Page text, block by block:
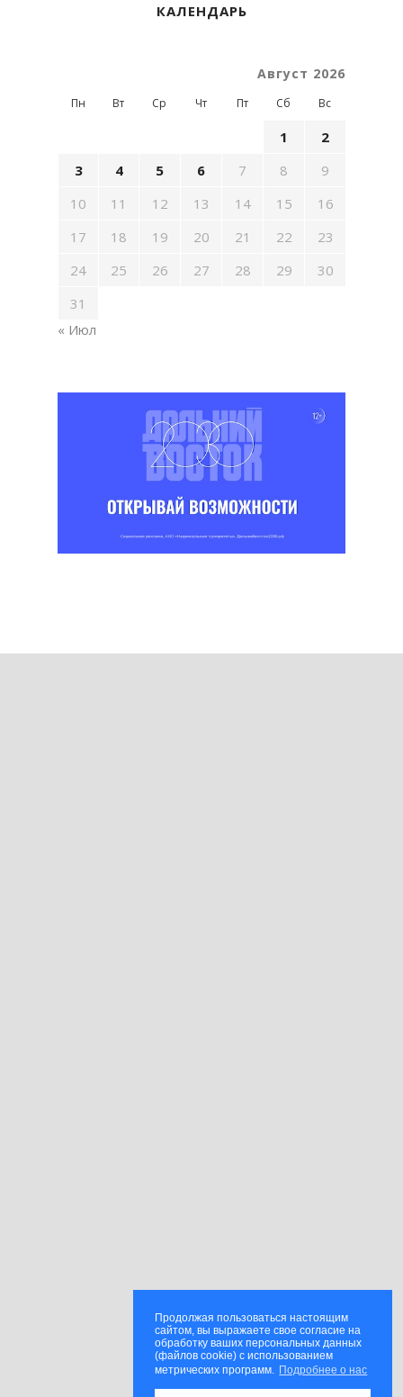
Продолжая пользоваться настоящим
сайтом, вы выражаете свое согласие на
обработку ваших персональных данных
(файлов cookie) с использованием
метрических программ. Подробнее о нас
КАЛЕНДАРЬ
Август 2026
Пн Вт Ср Чт Пт Сб Вс
1
2
3
4 5 6 7 8
9
10
11 12 13 14 15
16
17
18 19 20 21 22
23
24
25 26 27 28 29
30
31
« Июл